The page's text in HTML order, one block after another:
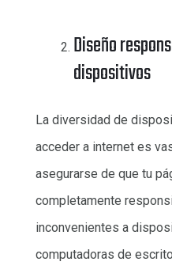
Diseño
dispositivos
La diversidad de
acceder a internet es
asegurarse de que tu
completamente
inconvenientes a
computadoras de